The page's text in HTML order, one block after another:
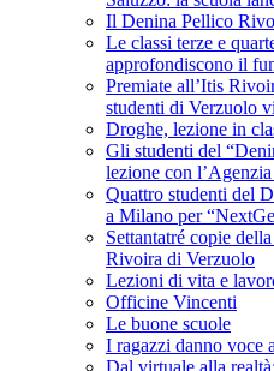
Il Denina Pellico
Le classi terze e
approfondiscono il
Premiate all’Itis
studenti di Verzuolo
Droghe, lezione in
Gli studenti del
lezione con
Quattro studenti del
a Milano per
Settantatré copie
Rivoira di Verzuolo
Lezioni di vita e
Officine Vincenti
Le buone scuole
I ragazzi danno voce